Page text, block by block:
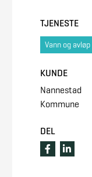
TJENESTE
Vann og avløp
KUNDE
Nannestad
Kommune
DEL